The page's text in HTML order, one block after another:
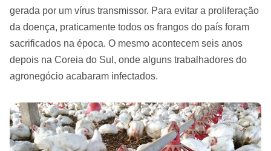
gerada por um vírus transmissor. Para evitar a proliferação
da doença, praticamente todos os frangos do país foram
sacrificados na época. O mesmo acontecem seis anos
depois na Coreia do Sul, onde alguns trabalhadores do
agronegócio acabaram infectados.